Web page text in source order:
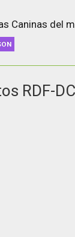
Caninas del
RDF-